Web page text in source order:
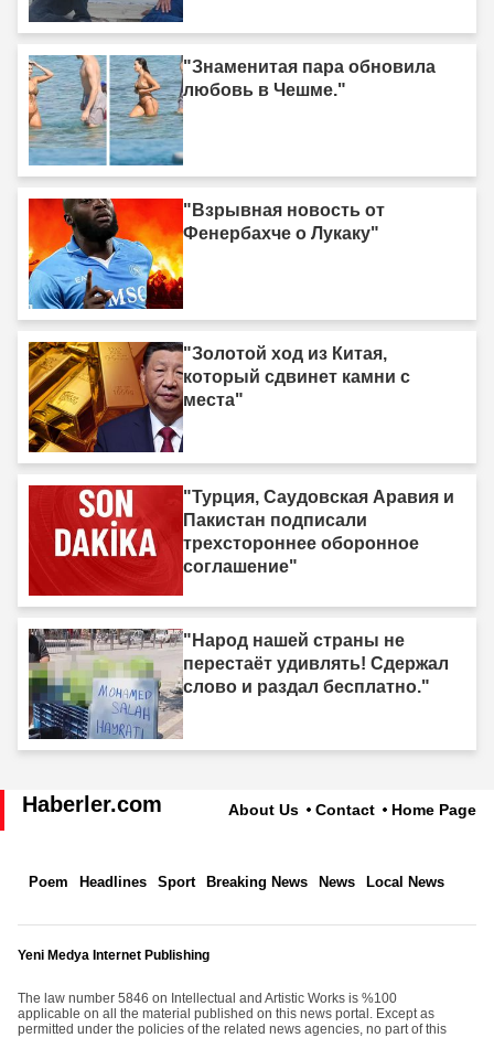
"Знаменитая пара обновила
любовь в Чешме."
"Взрывная новость от
Фенербахче о Лукаку"
"Золотой ход из Китая,
который сдвинет камни с
места"
"Турция, Саудовская Аравия и
Пакистан подписали
трехстороннее оборонное
соглашение"
"Народ нашей страны не
перестаёт удивлять! Сдержал
слово и раздал бесплатно."
Haberler.com About Us Contact Home Page
Poem Headlines Sport Breaking News News Local News
Yeni Medya Internet Publishing
The law number 5846 on Intellectual and Artistic Works is %100
applicable on all the material published on this news portal. Except as
permitted under the policies of the related news agencies, no part of this